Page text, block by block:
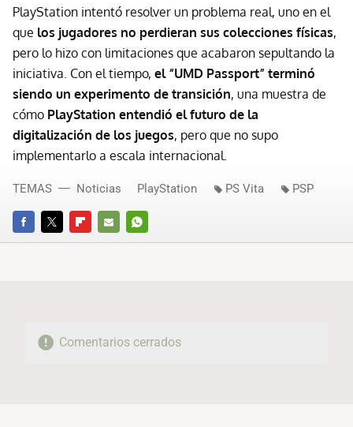
PlayStation intentó resolver un problema real, uno en el
que los jugadores no perdieran sus colecciones físicas,
pero lo hizo con limitaciones que acabaron sepultando la
iniciativa. Con el tiempo, el “UMD Passport” terminó
siendo un experimento de transición, una muestra de
cómo PlayStation entendió el futuro de la
digitalización de los juegos, pero que no supo
implementarlo a escala internacional.
FACEBOOKTWITTERFLIPBOARD
E-
WHATSAPP
TEMAS Noticias PlayStation PS Vita PSP
Comentarios cerrados